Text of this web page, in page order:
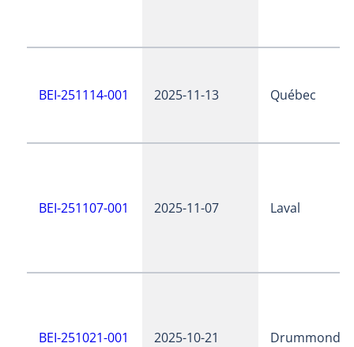
BEI-251114-001 2025-11-13 Québec
BEI-251107-001 2025-11-07 Laval
BEI-251021-001 2025-10-21